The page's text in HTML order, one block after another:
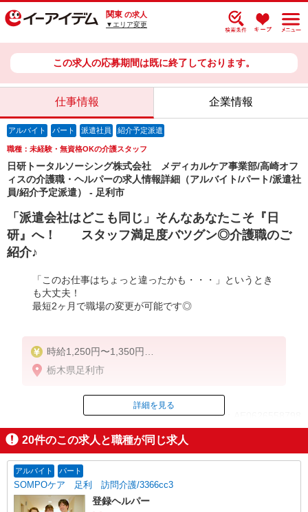
関東 の求人
▼エリア変更
この求人の応募期間は既に終了しております。
仕事情報 企業情報
アルバイト パート 派遣社員 紹介予定派遣
職種：未経験・無資格OKの介護スタッフ
日研トータルソーシング株式会社 メディカルケア事業部/高崎オフ
ィスの介護職・ヘルパーの求人情報詳細（アルバイト/パート/派遣社
員/紹介予定派遣） - 足利市
「派遣会社はどこも同じ」そんなあなたこそ『日
研』へ！ スタッフ満足度バツグン◎介護職のご
紹介♪
「このお仕事はちょっと違ったかも・・・」というとき
も大丈夫！
最短2ヶ月で職場の変更が可能です◎
時給1,250円〜1,350円
★週払いOK（規定あり）
栃木県足利市
ID：AE0626558798
掲載期間終了
詳細を見る
20件のこの求人と職種が同じ求人
アルバイト パート
SOMPOケア 足利 訪問介護/3366cc3
登録ヘルパー